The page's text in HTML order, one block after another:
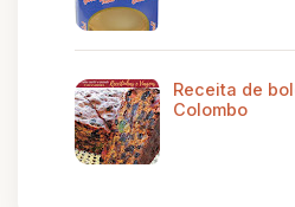
Receita de
Colombo